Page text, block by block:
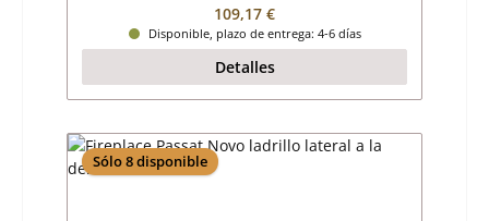
Precio normal:
109,17 €
Disponible, plazo de entrega: 4-6 días
Detalles
Sólo 8 disponible